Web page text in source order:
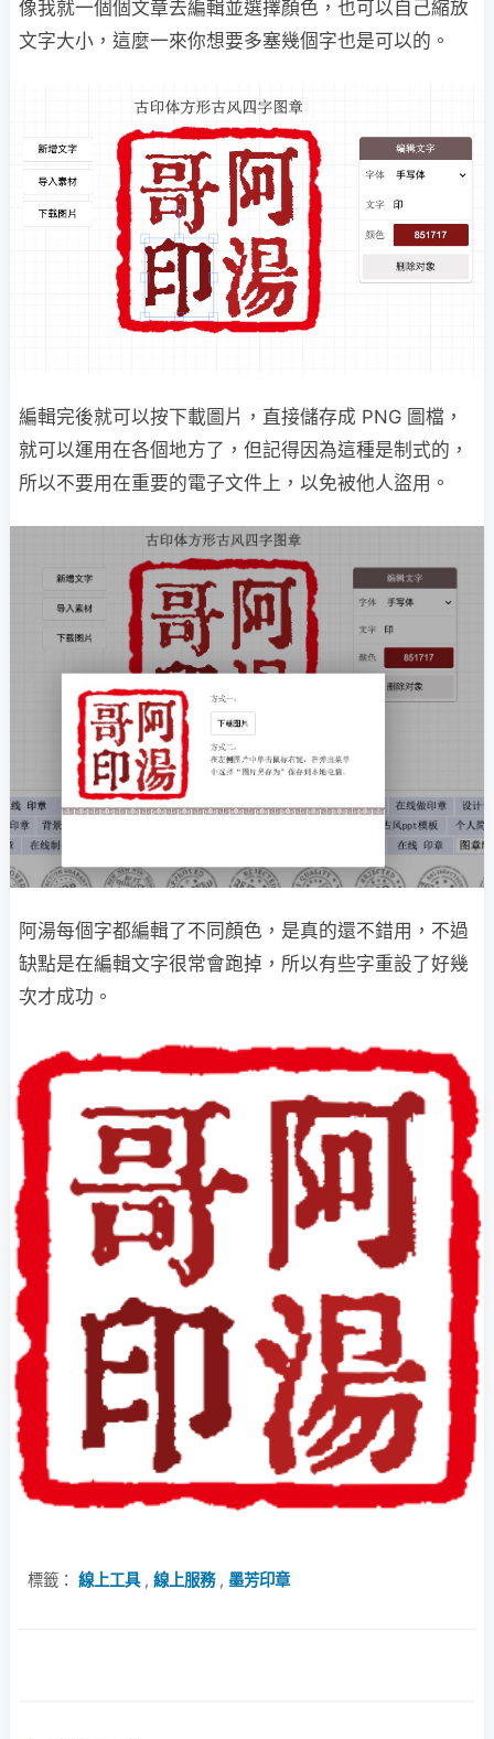
像我就一個個文章去編輯並選擇顏色，也可以自己縮放
文字大小，這麼一來你想要多塞幾個字也是可以的。
編輯完後就可以按下載圖片，直接儲存成 PNG 圖檔，
就可以運用在各個地方了，但記得因為這種是制式的，
所以不要用在重要的電子文件上，以免被他人盜用。
阿湯每個字都編輯了不同顏色，是真的還不錯用，不過
缺點是在編輯文字很常會跑掉，所以有些字重設了好幾
次才成功。
標籤： 線上工具, 線上服務, 墨芳印章